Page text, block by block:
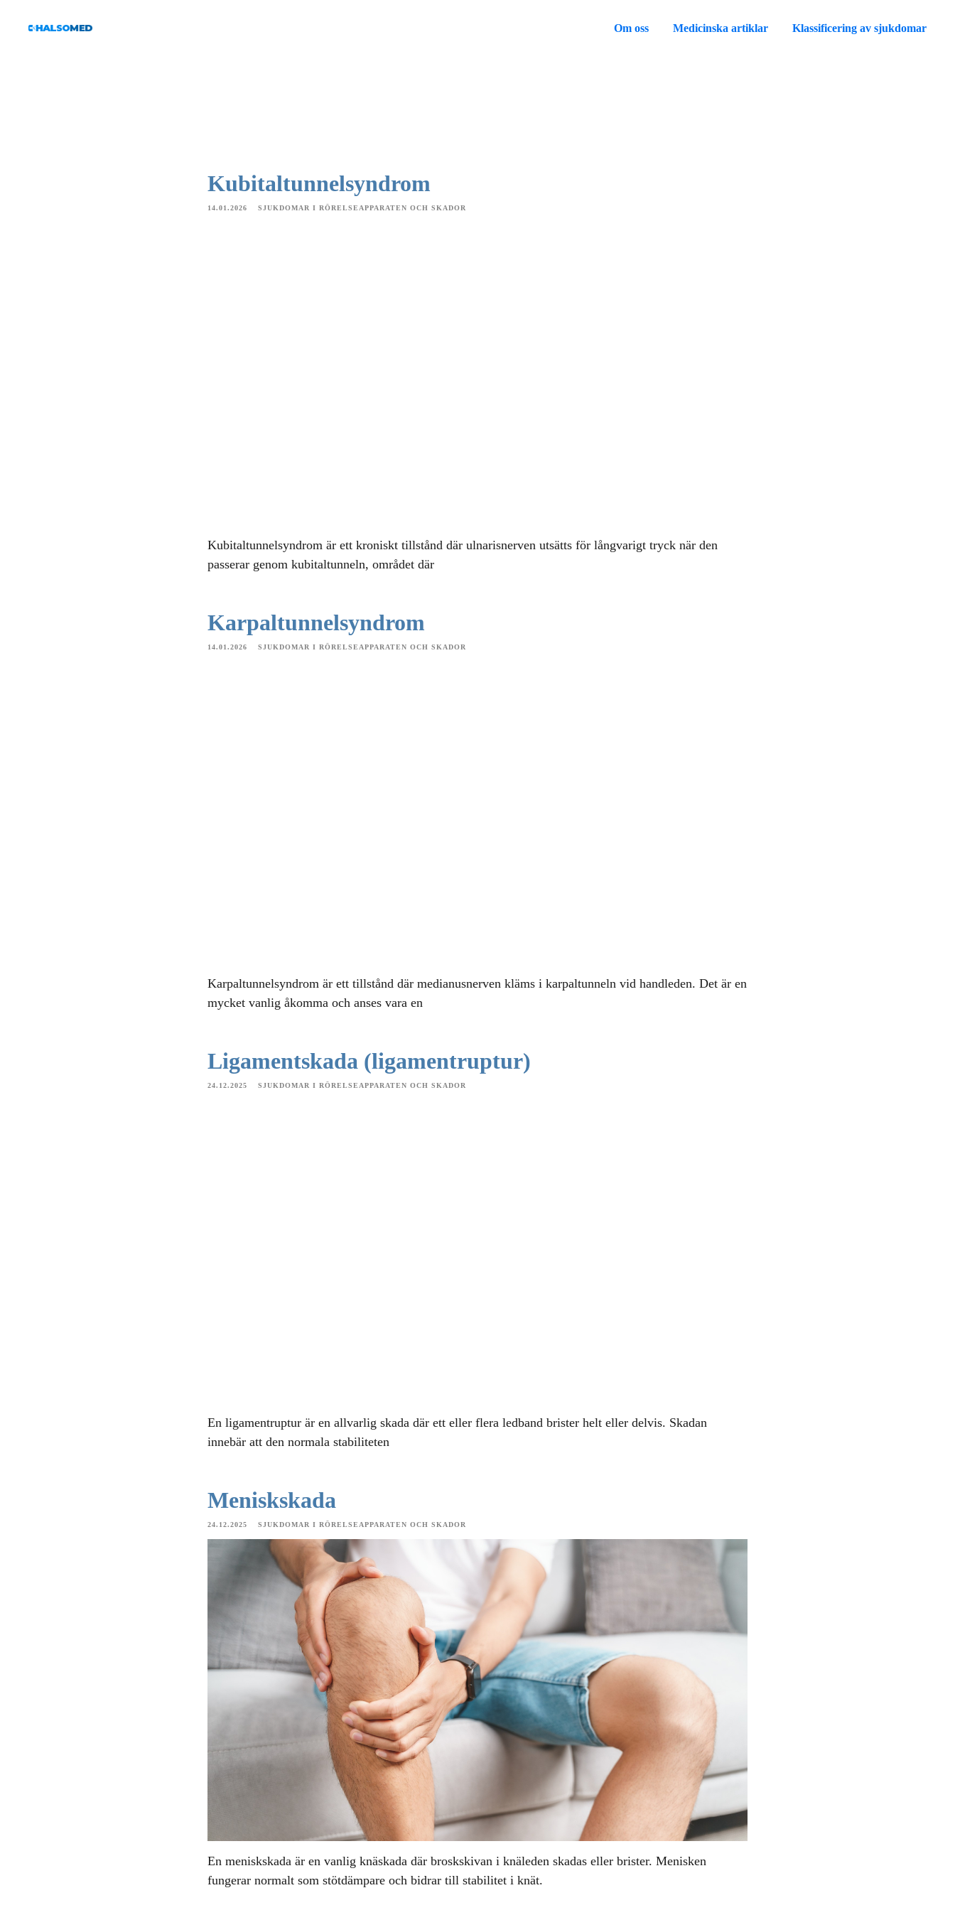
Om oss Medicinska artiklar Klassificering av sjukdomar
Kubitaltunnelsyndrom
14.01.2026 SJUKDOMAR I RÖRELSEAPPARATEN OCH SKADOR
Kubitaltunnelsyndrom är ett kroniskt tillstånd där ulnarisnerven utsätts för långvarigt tryck när den
passerar genom kubitaltunneln, området där
Karpaltunnelsyndrom
14.01.2026 SJUKDOMAR I RÖRELSEAPPARATEN OCH SKADOR
Karpaltunnelsyndrom är ett tillstånd där medianusnerven kläms i karpaltunneln vid handleden. Det är en
mycket vanlig åkomma och anses vara en
Ligamentskada (ligamentruptur)
24.12.2025 SJUKDOMAR I RÖRELSEAPPARATEN OCH SKADOR
En ligamentruptur är en allvarlig skada där ett eller flera ledband brister helt eller delvis. Skadan
innebär att den normala stabiliteten
Meniskskada
24.12.2025 SJUKDOMAR I RÖRELSEAPPARATEN OCH SKADOR
En meniskskada är en vanlig knäskada där broskskivan i knäleden skadas eller brister. Menisken
fungerar normalt som stötdämpare och bidrar till stabilitet i knät.